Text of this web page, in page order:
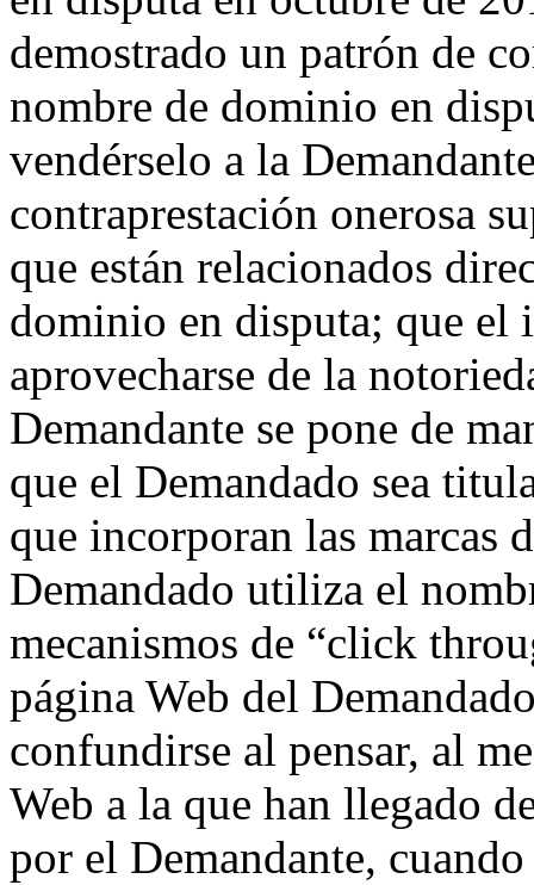
demostrado un patrón de
nombre de dominio en
vendérselo a la
contraprestación onerosa
que están relacionados
dominio en disputa; que el
aprovecharse de la
Demandante se pone de
que el Demandado sea
que incorporan las marcas
Demandado utiliza el
mecanismos de “click
página Web del
confundirse al pensar, al
Web a la que han llegado
por el Demandante,